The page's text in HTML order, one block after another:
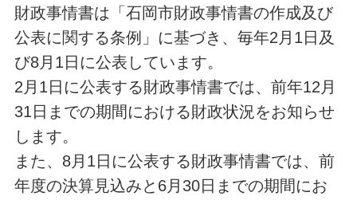
財政事情書は「石岡市財政事情書の作成及び
公表に関する条例」に基づき、毎年2月1日及
び8月1日に公表しています。
2月1日に公表する財政事情書では、前年12月
31日までの期間における財政状況をお知らせ
します。
また、8月1日に公表する財政事情書では、前
年度の決算見込みと6月30日までの期間にお